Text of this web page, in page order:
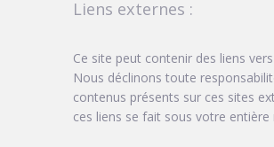
Liens externes :
Ce site peut contenir des liens
Nous déclinons toute
contenus présents sur ces sites
ces liens se fait sous votre entière